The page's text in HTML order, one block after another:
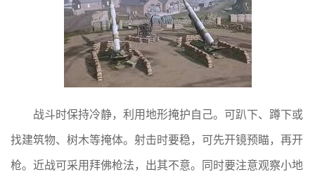
战斗时保持冷静，利用地形掩护自己。可趴下、蹲下或
找建筑物、树木等掩体。射击时要稳，可先开镜预瞄，再开
枪。近战可采用拜佛枪法，出其不意。同时要注意观察小地